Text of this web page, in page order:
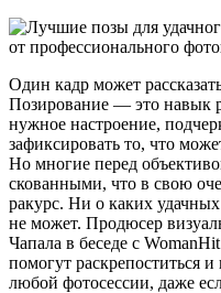
Один кадр может
Позирование — это навык
нужное настроение,
зафиксировать то, что
Но многие перед
скованными, что в свою
ракурс. Ни о каких
не может. Продюсер
Чапала в беседе с
помогут раскрепоститься
любой фотосессии, даже